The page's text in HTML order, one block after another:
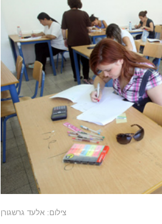
צילום: אלעד גרשגורן